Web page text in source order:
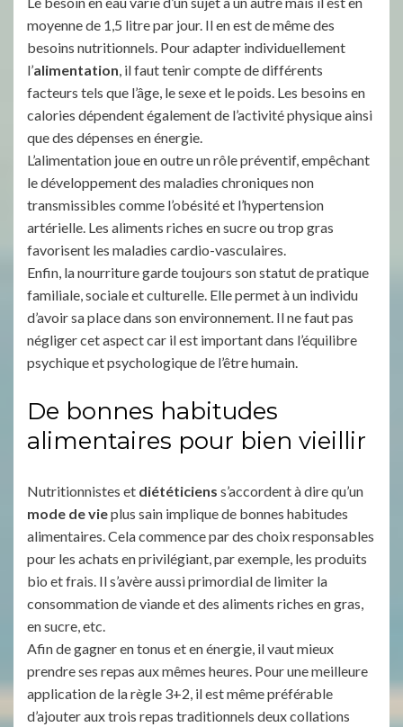
moyenne de 1,5 litre par jour. Il en est de même des
besoins nutritionnels. Pour adapter individuellement
l’alimentation, il faut tenir compte de différents
facteurs tels que l’âge, le sexe et le poids. Les besoins en
calories dépendent également de l’activité physique ainsi
que des dépenses en énergie.
L’alimentation joue en outre un rôle préventif, empêchant
le développement des maladies chroniques non
transmissibles comme l’obésité et l’hypertension
artérielle. Les aliments riches en sucre ou trop gras
favorisent les maladies cardio-vasculaires.
Enfin, la nourriture garde toujours son statut de pratique
familiale, sociale et culturelle. Elle permet à un individu
d’avoir sa place dans son environnement. Il ne faut pas
négliger cet aspect car il est important dans l’équilibre
psychique et psychologique de l’être humain.
De bonnes habitudes
alimentaires pour bien vieillir
Nutritionnistes et diététiciens s’accordent à dire qu’un
mode de vieplus sain implique de bonnes habitudes
alimentaires. Cela commence par des choix responsables
pour les achats en privilégiant, par exemple, les produits
bio et frais. Il s’avère aussi primordial de limiter la
consommation de viande et des aliments riches en gras,
en sucre, etc.
Afin de gagner en tonus et en énergie, il vaut mieux
prendre ses repas aux mêmes heures. Pour une meilleure
application de la règle 3+2, il est même préférable
d’ajouter aux trois repas traditionnels deux collations